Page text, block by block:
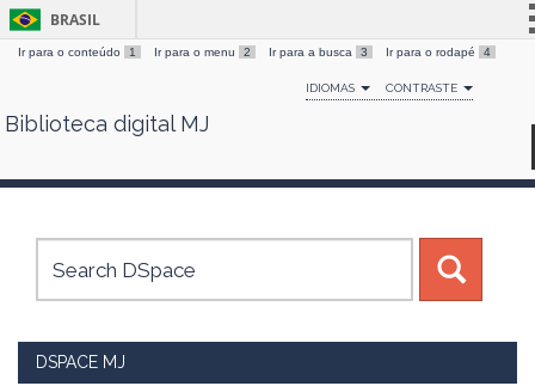
Skip
BRASIL
Simplifique!
Comunica BR
Canais
Ir para o conteúdo 1 Ir para o menu 2 Ir para a busca 3 Ir para o rodapé 4
IDIOMAS CONTRASTE
Biblioteca digital MJ
DSPACE MJ